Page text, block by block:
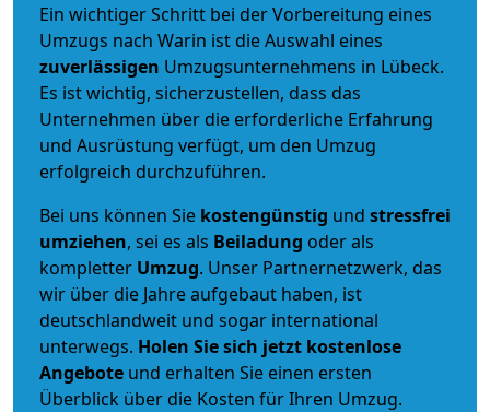
Ein wichtiger Schritt bei der Vorbereitung eines
Umzugs nach Warin ist die Auswahl eines
zuverlässigen Umzugsunternehmens in Lübeck.
Es ist wichtig, sicherzustellen, dass das
Unternehmen über die erforderliche Erfahrung
und Ausrüstung verfügt, um den Umzug
erfolgreich durchzuführen.
Bei uns können Sie kostengünstig und stressfrei
umziehen, sei es als Beiladung oder als
kompletter Umzug. Unser Partnernetzwerk, das
wir über die Jahre aufgebaut haben, ist
deutschlandweit und sogar international
unterwegs. Holen Sie sich jetzt kostenlose
Angebote und erhalten Sie einen ersten
Überblick über die Kosten für Ihren Umzug.